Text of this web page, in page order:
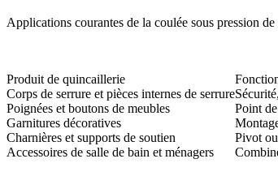
Applications courantes de la coulée sous pression
Produit de quincaillerie
Corps de serrure et pièces internes de serrure
Poignées et boutons de meubles
Point
Garnitures décoratives
Charnières et supports de soutien
Pivot
Accessoires de salle de bain et ménagers